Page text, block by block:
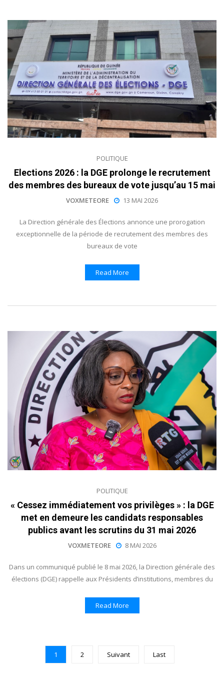
POLITIQUE
Elections 2026 : la DGE prolonge le recrutement
des membres des bureaux de vote jusqu’au 15 mai
VOXMETEORE 13 MAI 2026
La Direction générale des Élections annonce une prorogation
exceptionnelle de la période de recrutement des membres des
bureaux de vote
Read More
POLITIQUE
« Cessez immédiatement vos privilèges » : la DGE
met en demeure les candidats responsables
publics avant les scrutins du 31 mai 2026
VOXMETEORE 8 MAI 2026
Dans un communiqué publié le 8 mai 2026, la Direction générale des
élections (DGE) rappelle aux Présidents d’institutions, membres du
Read More
1 2 Suivant Last